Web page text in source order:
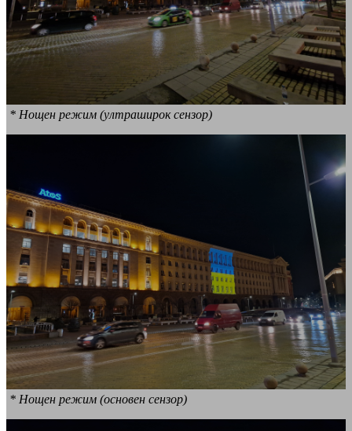
* Нощен режим (ултраширок сензор)
* Нощен режим (основен сензор)